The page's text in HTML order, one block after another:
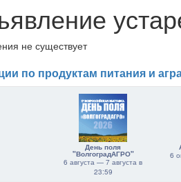
не существует
по продуктам питания и
День поля
"ВолгоградАГРО"
6 августа — 7 августа в
23:59
6